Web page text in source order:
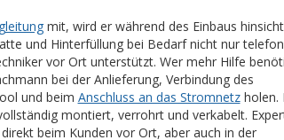
mit, wird er während des Einbaus
und Hinterfüllung bei Bedarf nicht nur
vor Ort unterstützt. Wer mehr Hilfe
bei der Anlieferung, Verbindung des
und beim Anschluss an das Stromnetzholen.
montiert, verrohrt und verkabelt.
beim Kunden vor Ort, aber auch in der